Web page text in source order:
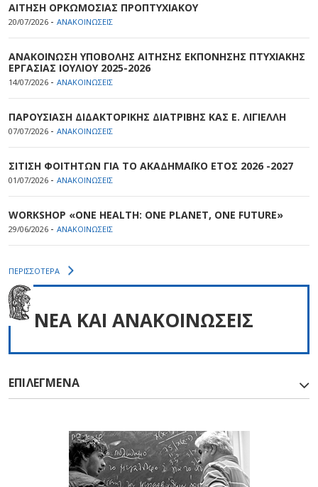
ΑΙΤΗΣΗ ΟΡΚΩΜΟΣΙΑΣ ΠΡΟΠΤΥΧΙΑΚΟΥ
20/07/2026 - ΑΝΑΚΟΙΝΩΣΕΙΣ
ΑΝΑΚΟΙΝΩΣΗ ΥΠΟΒΟΛΗΣ ΑΙΤΗΣΗΣ ΕΚΠΟΝΗΣΗΣ ΠΤΥΧΙΑΚΗΣ
ΕΡΓΑΣΙΑΣ ΙΟΥΛΙΟΥ 2025-2026
14/07/2026 - ΑΝΑΚΟΙΝΩΣΕΙΣ
ΠΑΡΟΥΣΙΑΣΗ ΔΙΔΑΚΤΟΡΙΚΗΣ ΔΙΑΤΡΙΒΗΣ ΚΑΣ Ε. ΛΙΓΙΕΛΛΗ
07/07/2026 - ΑΝΑΚΟΙΝΩΣΕΙΣ
ΣΙΤΙΣΗ ΦΟΙΤΗΤΩΝ ΓΙΑ ΤΟ ΑΚΑΔΗΜΑΪΚΟ ΕΤΟΣ 2026 -2027
01/07/2026 - ΑΝΑΚΟΙΝΩΣΕΙΣ
WORKSHOP «ONE HEALTH: ONE PLANET, ONE FUTURE»
29/06/2026 - ΑΝΑΚΟΙΝΩΣΕΙΣ
ΠΕΡΙΣΣΟΤΕΡΑ
NEA ΚΑΙ ΑΝΑΚΟΙΝΩΣΕΙΣ
ΕΠΙΛΕΓΜΕΝΑ